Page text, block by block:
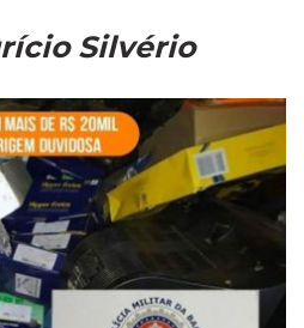
Silvério